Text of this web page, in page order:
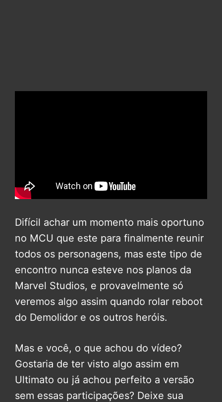
Difícil achar um momento mais oportuno
no MCU que este para finalmente reunir
todos os personagens, mas este tipo de
encontro nunca esteve nos planos da
Marvel Studios, e provavelmente só
veremos algo assim quando rolar reboot
do Demolidor e os outros heróis.
Mas e você, o que achou do vídeo?
Gostaria de ter visto algo assim em
Ultimato ou já achou perfeito a versão
sem essas participações? Deixe sua